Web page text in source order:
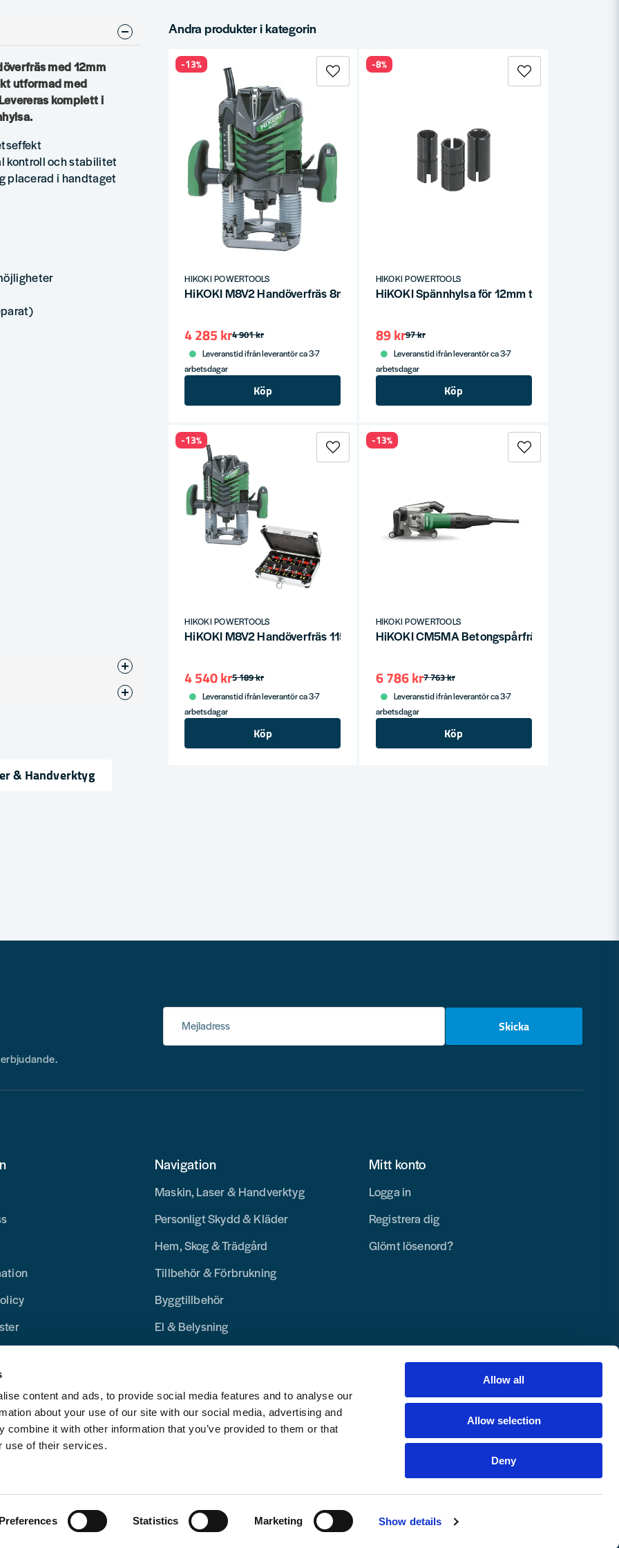
content and ads, to provide social media features and to analyse our
about your use of our site with our social media, advertising and
combine it with other information that you’ve provided to them or that
use of their services.
Preferences Statistics Marketing Show details
Allow all
Allow selection
Deny
med 12mm
utformad med
komplett i
kontroll och stabilitet
placerad i handtaget
& Handverktyg
Andra produkter i kategorin
HIKOKI POWERTOOLS
HiKOKI M8V2 Handöverfräs 8mm 1150W
4 901 kr
4 285 kr
Leveranstid ifrån leverantör ca 3-7
arbetsdagar
Köp
-13%
HIKOKI POWERTOOLS
HiKOKI Spännhylsa för 12mm till 8mm skaft
97 kr
89 kr
Leveranstid ifrån leverantör ca 3-7
arbetsdagar
Köp
-8%
HIKOKI POWERTOOLS
HiKOKI M8V2 Handöverfräs 1150W 8mm inkl frässtålssats
5 189 kr
4 540 kr
Leveranstid ifrån leverantör ca 3-7
arbetsdagar
Köp
-13%
HIKOKI POWERTOOLS
HiKOKI CM5MA Betongspårfräs 1900W (utan
7 763 kr
6 786 kr
Leveranstid ifrån leverantör ca 3-7
arbetsdagar
Köp
-13%
Mejladress Skicka
Navigation
Maskin, Laser & Handverktyg
Personligt Skydd & Kläder
Hem, Skog & Trädgård
Tillbehör & Förbrukning
Byggtillbehör
El & Belysning
Mitt konto
Logga in
Registrera dig
Glömt lösenord?
Copyright © 2025 Toolab Verktyg AB.